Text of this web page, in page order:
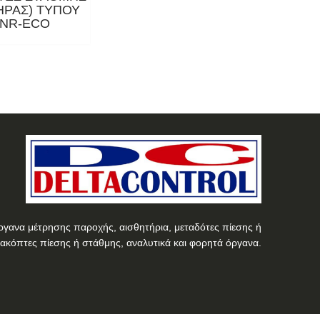
ΤΥΠΟΥ
ECO
μέτρησης παροχής, αισθητήρια, μεταδότες πίεσης ή
πίεσης ή στάθμης, αναλυτικά και φορητά όργανα.